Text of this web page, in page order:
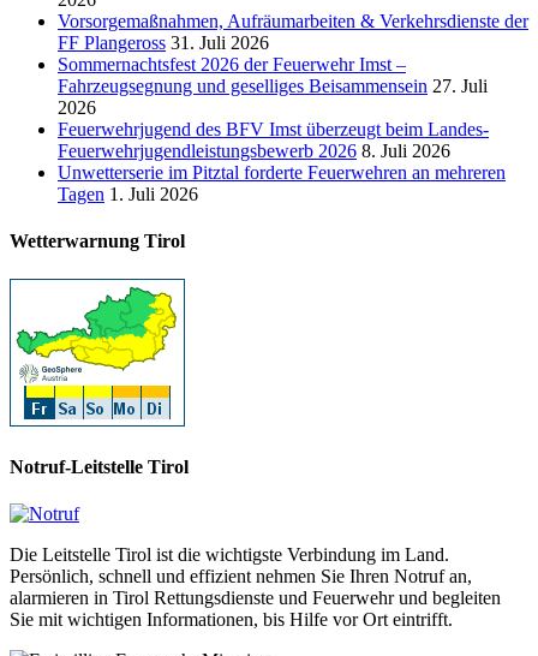
Vorsorgemaßnahmen, Aufräumarbeiten & Verkehrsdienste der
FF Plangeross 31. Juli 2026
Sommernachtsfest 2026 der Feuerwehr Imst –
Fahrzeugsegnung und geselliges Beisammensein 27. Juli
2026
Feuerwehrjugend des BFV Imst überzeugt beim Landes-
Feuerwehrjugendleistungsbewerb 2026 8. Juli 2026
Unwetterserie im Pitztal forderte Feuerwehren an mehreren
Tagen 1. Juli 2026
Wetterwarnung Tirol
Notruf-Leitstelle Tirol
Die Leitstelle Tirol ist die wichtigste Verbindung im Land.
Persönlich, schnell und effizient nehmen Sie Ihren Notruf an,
alarmieren in Tirol Rettungsdienste und Feuerwehr und begleiten
Sie mit wichtigen Informationen, bis Hilfe vor Ort eintrifft.